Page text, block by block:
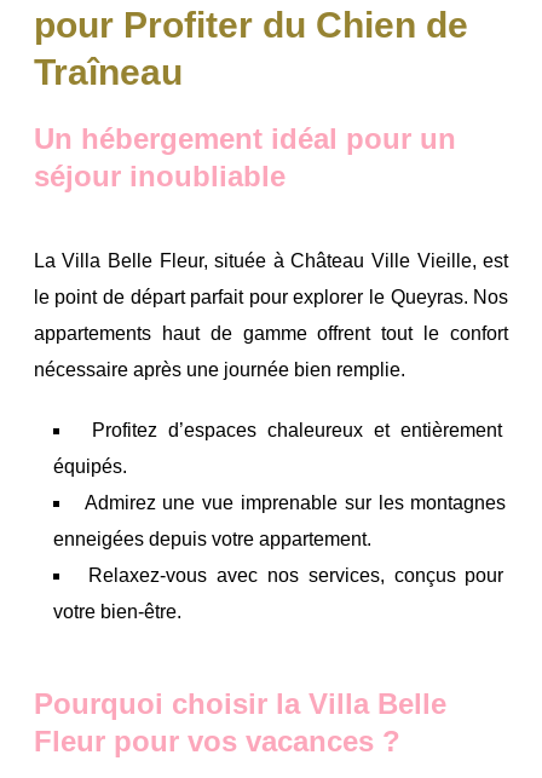
pour Profiter du Chien de
Traîneau
Un hébergement idéal pour un
séjour inoubliable
La Villa Belle Fleur, située à Château Ville Vieille, est
le point de départ parfait pour explorer le Queyras. Nos
appartements haut de gamme offrent tout le confort
nécessaire après une journée bien remplie.
Profitez d’espaces chaleureux et entièrement
équipés.
Admirez une vue imprenable sur les montagnes
enneigées depuis votre appartement.
Relaxez-vous avec nos services, conçus pour
votre bien-être.
Pourquoi choisir la Villa Belle
Fleur pour vos vacances ?